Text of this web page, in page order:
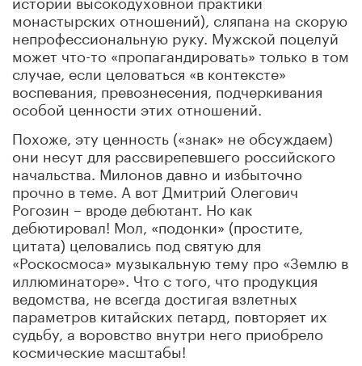
монастырских отношений), сляпана на скорую
непрофессиональную руку. Мужской поцелуй
может что-то «пропагандировать» только в том
случае, если целоваться «в контексте»
воспевания, превознесения, подчеркивания
особой ценности этих отношений.
Похоже, эту ценность («знак» не обсуждаем)
они несут для рассвирепевшего российского
начальства. Милонов давно и избыточно
прочно в теме. А вот Дмитрий Олегович
Рогозин – вроде дебютант. Но как
дебютировал! Мол, «подонки» (простите,
цитата) целовались под святую для
«Роскосмоса» музыкальную тему про «Землю в
иллюминаторе». Что с того, что продукция
ведомства, не всегда достигая взлетных
параметров китайских петард, повторяет их
судьбу, а воровство внутри него приобрело
космические масштабы!